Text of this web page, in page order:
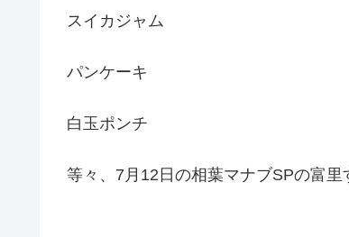
スイカジャム
パンケーキ
白玉ポンチ
等々、7月12日の相葉マナブSPの富里